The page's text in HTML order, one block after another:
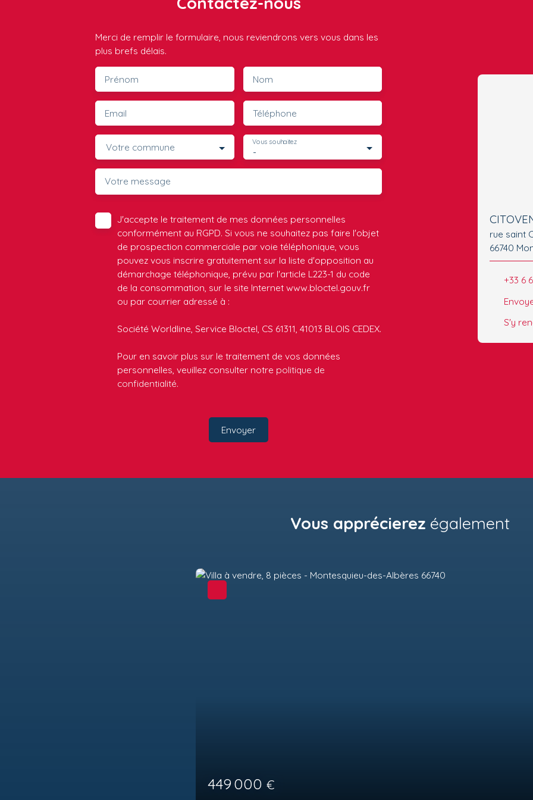
Merci de remplir le formulaire, nous reviendrons vers vous dans les
plus brefs délais.
Prénom Nom
Email Téléphone
Votre commune -
Vous souhaitez
Votre message
J'accepte le traitement de mes données personnelles
conformément au RGPD. Si vous ne souhaitez pas faire l'objet
de prospection commerciale par voie téléphonique, vous
pouvez vous inscrire gratuitement sur la liste d'opposition au
démarchage téléphonique, prévu par l'article L223-1 du code
de la consommation, sur le site Internet www.bloctel.gouv.fr
ou par courrier adressé à :
Société Worldline, Service Bloctel, CS 61311, 41013 BLOIS CEDEX.
Pour en savoir plus sur le traitement de vos données
personnelles, veuillez consulter notre politique de
confidentialité.
Envoyer
rue saint
66740
+33 6
S'y
Vous apprécierez également